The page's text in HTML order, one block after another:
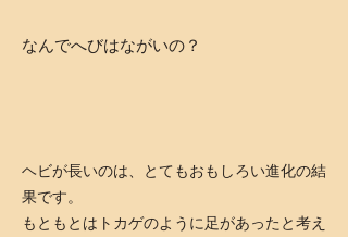
なんでへびはながいの？
ヘビが長いのは、とてもおもしろい進化の結
果です。
もともとはトカゲのように足があったと考え